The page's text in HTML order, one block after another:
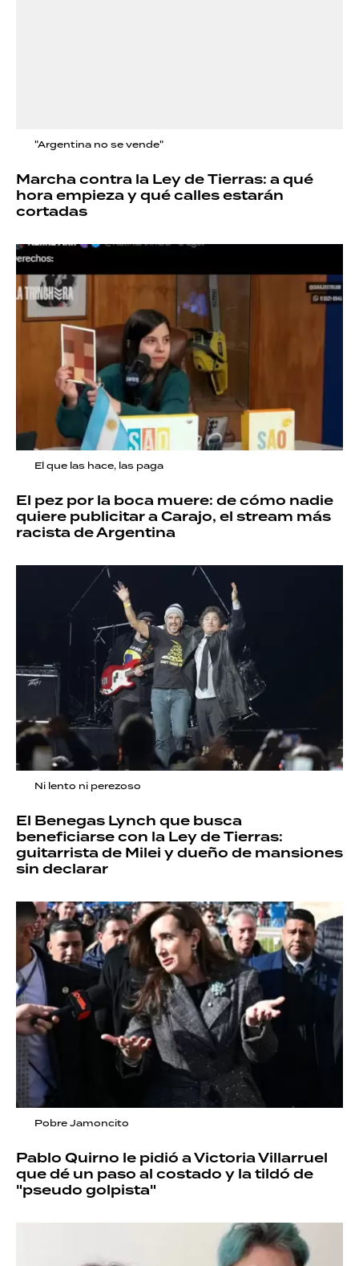
"Argentina no se vende"
Marcha contra la Ley de Tierras: a qué
hora empieza y qué calles estarán
cortadas
El que las hace, las paga
El pez por la boca muere: de cómo nadie
quiere publicitar a Carajo, el stream más
racista de Argentina
Ni lento ni perezoso
El Benegas Lynch que busca
beneficiarse con la Ley de Tierras:
guitarrista de Milei y dueño de mansiones
sin declarar
Pobre Jamoncito
Pablo Quirno le pidió a Victoria Villarruel
que dé un paso al costado y la tildó de
"pseudo golpista"